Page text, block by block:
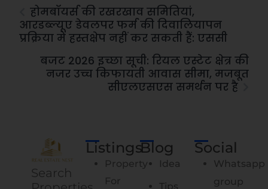
होमबॉयर्स की रखरखाव समितियां,
आरडब्ल्यूए डेवलपर फर्म की दिवालियापन
प्रक्रिया में हस्तक्षेप नहीं कर सकती हैं: एससी
बजट 2026 इच्छा सूची: रियल एस्टेट क्षेत्र की
नजर उच्च किफायती आवास सीमा, मजबूत
सीएलएसएस समर्थन पर है
Search
Listings
Property
For
Blog
Idea
Tips
Social
Whatsapp
group